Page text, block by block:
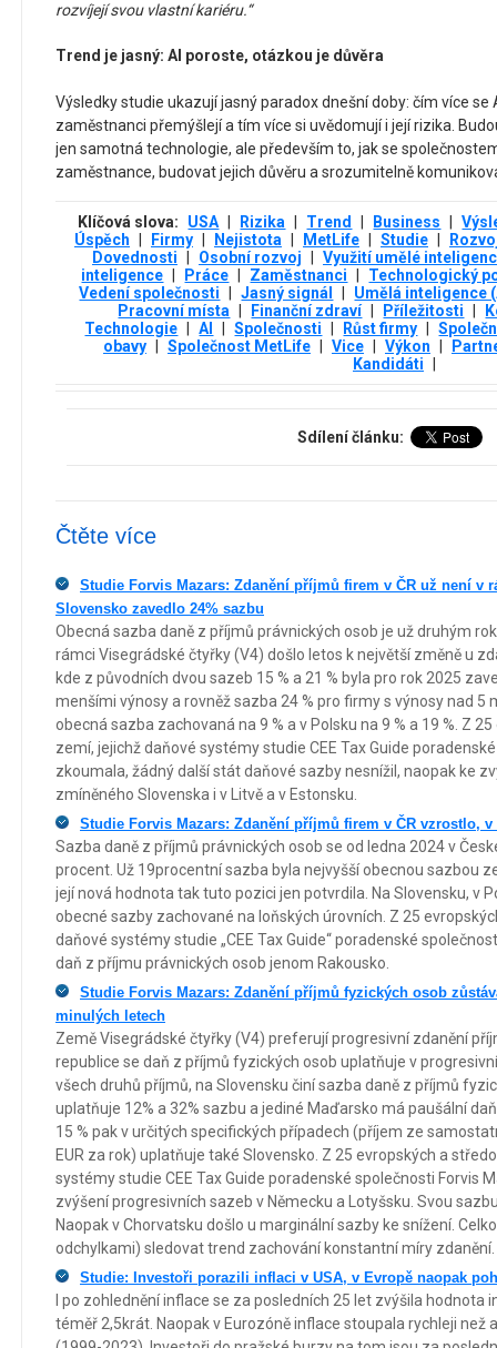
rozvíjejí svou vlastní kariéru.“
Trend je jasný: AI poroste, otázkou je důvěra
Výsledky studie ukazují jasný paradox dnešní doby: čím více se
zaměstnanci přemýšlejí a tím více si uvědomují i její rizika.
jen samotná technologie, ale především to, jak se
zaměstnance, budovat jejich důvěru a srozumitelně
Klíčová slova: USA Rizika Trend Business
Úspěch
Firmy Nejistota MetLife Studie
Dovednosti
Osobní rozvoj
Využití umělé
inteligence
Práce Zaměstnanci
Technologický
Vedení společnosti
Jasný signál
Umělá inteligence
Pracovní místa
Finanční zdraví Příležitosti
Technologie
AI Společnosti Růst firmy
obavy
Společnost MetLife Vice Výkon
Kandidáti
Sdílení článku:
Čtěte více
Studie Forvis Mazars: Zdanění příjmů firem v ČR už není v
Slovensko zavedlo 24% sazbu
Obecná sazba daně z příjmů právnických osob je už druhým
rámci Visegrádské čtyřky (V4) došlo letos k největší změně u
kde z původních dvou sazeb 15 % a 21 % byla pro rok 2025
menšími výnosy a rovněž sazba 24 % pro firmy s výnosy nad 5
obecná sazba zachovaná na 9 % a v Polsku na 9 % a 19 %. Z
zemí, jejichž daňové systémy studie CEE Tax Guide
zkoumala, žádný další stát daňové sazby nesnížil, naopak ke
zmíněného Slovenska i v Litvě a v Estonsku.
Studie Forvis Mazars: Zdanění příjmů firem v ČR vzrostlo,
Sazba daně z příjmů právnických osob se od ledna 2024 v
procent. Už 19procentní sazba byla nejvyšší obecnou sazbou
její nová hodnota tak tuto pozici jen potvrdila. Na Slovensku, v
obecné sazby zachované na loňských úrovních. Z 25
daňové systémy studie „CEE Tax Guide“ poradenské
daň z příjmu právnických osob jenom Rakousko.
Studie Forvis Mazars: Zdanění příjmů fyzických osob
minulých letech
Země Visegrádské čtyřky (V4) preferují progresivní zdanění
republice se daň z příjmů fyzických osob uplatňuje v
všech druhů příjmů, na Slovensku činí sazba daně z příjmů
uplatňuje 12% a 32% sazbu a jediné Maďarsko má paušální
15 % pak v určitých specifických případech (příjem ze
EUR za rok) uplatňuje také Slovensko. Z 25 evropských a
systémy studie CEE Tax Guide poradenské společnosti Forvis
zvýšení progresivních sazeb v Německu a Lotyšsku. Svou
Naopak v Chorvatsku došlo u marginální sazby ke snížení.
odchylkami) sledovat trend zachování konstantní míry zdanění.
Studie: Investoři porazili inflaci v USA, v Evropě naopak
I po zohlednění inflace se za posledních 25 let zvýšila hodnota
téměř 2,5krát. Naopak v Eurozóně inflace stoupala rychleji než